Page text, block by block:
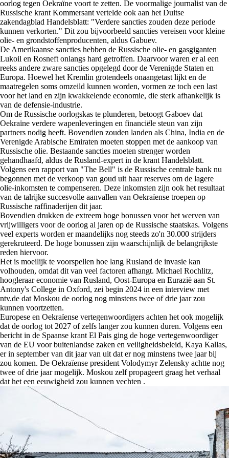
oorlog tegen Oekraïne voort te zetten. De voormalige journalist van de
Russische krant Kommersant vertelde ook aan het Duitse
zakendagblad Handelsblatt: "Verdere sancties zouden deze periode
kunnen verkorten." Dit zou bijvoorbeeld sancties vereisen voor kleine
olie- en grondstoffenproducenten, aldus Gabuev.
De Amerikaanse sancties hebben de Russische olie- en gasgiganten
Lukoil en Rosneft onlangs hard getroffen. Daarvoor waren er al een
reeks andere zware sancties opgelegd door de Verenigde Staten en
Europa. Hoewel het Kremlin grotendeels onaangetast lijkt en de
maatregelen soms omzeild kunnen worden, vormen ze toch een last
voor het land en zijn kwakkelende economie, die sterk afhankelijk is
van de defensie-industrie.
Om de Russische oorlogskas te plunderen, betoogt Gaboev dat
Oekraïne verdere wapenleveringen en financiële steun van zijn
partners nodig heeft. Bovendien zouden landen als China, India en de
Verenigde Arabische Emiraten moeten stoppen met de aankoop van
Russische olie. Bestaande sancties moeten strenger worden
gehandhaafd, aldus de Rusland-expert in de krant Handelsblatt.
Volgens een rapport van "The Bell" is de Russische centrale bank nu
begonnen met de verkoop van goud uit haar reserves om de lagere
olie-inkomsten te compenseren. Deze inkomsten zijn ook het resultaat
van de talrijke succesvolle aanvallen van Oekraïense troepen op
Russische raffinaderijen dit jaar.
Bovendien drukken de extreem hoge bonussen voor het werven van
vrijwilligers voor de oorlog al jaren op de Russische staatskas. Volgens
veel experts worden er maandelijks nog steeds zo'n 30.000 strijders
gerekruteerd. De hoge bonussen zijn waarschijnlijk de belangrijkste
reden hiervoor.
Het is moeilijk te voorspellen hoe lang Rusland de invasie kan
volhouden, omdat dit van veel factoren afhangt. Michael Rochlitz,
hoogleraar economie van Rusland, Oost-Europa en Eurazië aan St.
Antony's College in Oxford, zei begin 2024 in een interview met
ntv.de dat Moskou de oorlog nog minstens twee of drie jaar zou
kunnen voortzetten.
Europese en Oekraïense vertegenwoordigers achten het ook mogelijk
dat de oorlog tot 2027 of zelfs langer zou kunnen duren. Volgens een
bericht in de Spaanse krant El Pais ging de hoge vertegenwoordiger
van de EU voor buitenlandse zaken en veiligheidsbeleid, Kaya Kallas,
er in september van dit jaar van uit dat er nog minstens twee jaar bij
zou komen. De Oekraïense president Volodymyr Zelensky achtte nog
twee of drie jaar mogelijk. Moskou zelf propageert graag het verhaal
dat het een eeuwigheid zou kunnen vechten .